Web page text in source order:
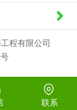
程有限公司
联系